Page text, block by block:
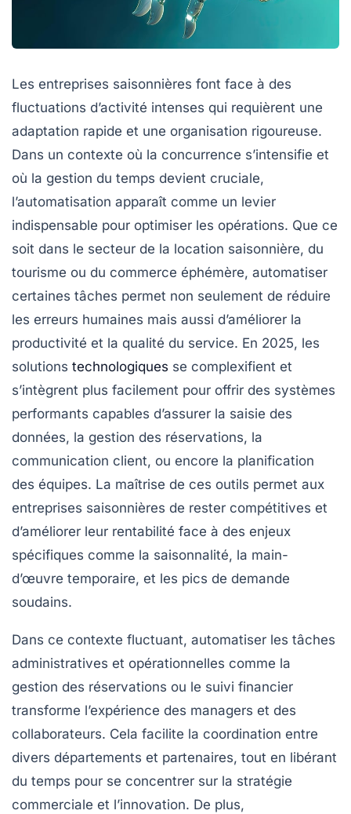
Les entreprises saisonnières font face à des
fluctuations d’activité intenses qui requièrent une
adaptation rapide et une organisation rigoureuse.
Dans un contexte où la concurrence s’intensifie et
où la gestion du temps devient cruciale,
l’automatisation apparaît comme un levier
indispensable pour optimiser les opérations. Que ce
soit dans le secteur de la location saisonnière, du
tourisme ou du commerce éphémère, automatiser
certaines tâches permet non seulement de réduire
les erreurs humaines mais aussi d’améliorer la
productivité et la qualité du service. En 2025, les
solutions technologiques se complexifient et
s’intègrent plus facilement pour offrir des systèmes
performants capables d’assurer la saisie des
données, la gestion des réservations, la
communication client, ou encore la planification
des équipes. La maîtrise de ces outils permet aux
entreprises saisonnières de rester compétitives et
d’améliorer leur rentabilité face à des enjeux
spécifiques comme la saisonnalité, la main-
d’œuvre temporaire, et les pics de demande
soudains.
Dans ce contexte fluctuant, automatiser les tâches
administratives et opérationnelles comme la
gestion des réservations ou le suivi financier
transforme l’expérience des managers et des
collaborateurs. Cela facilite la coordination entre
divers départements et partenaires, tout en libérant
du temps pour se concentrer sur la stratégie
commerciale et l’innovation. De plus,